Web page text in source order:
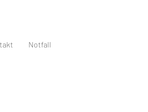
Notfall